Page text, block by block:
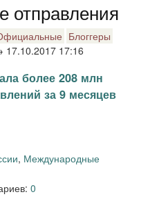
отправления
Блоггеры
17.10.2017 17:16
более 208 млн
за 9 месяцев
, Международные
0